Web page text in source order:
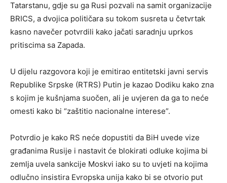
Tatarstanu, gdje su ga Rusi pozvali na samit organizacije
BRICS, a dvojica političara su tokom susreta u četvrtak
kasno navečer potvrdili kako jačati saradnju uprkos
pritiscima sa Zapada.
U dijelu razgovora koji je emitirao entitetski javni servis
Republike Srpske (RTRS) Putin je kazao Dodiku kako zna
s kojim je kušnjama suočen, ali je uvjeren da ga to neće
omesti kako bi “zaštitio nacionalne interese”.
Potvrdio je kako RS neće dopustiti da BiH uvede vize
građanima Rusije i nastavit će blokirati odluke kojima bi
zemlja uvela sankcije Moskvi iako su to uvjeti na kojima
odlučno insistira Evropska unija kako bi se otvorio put